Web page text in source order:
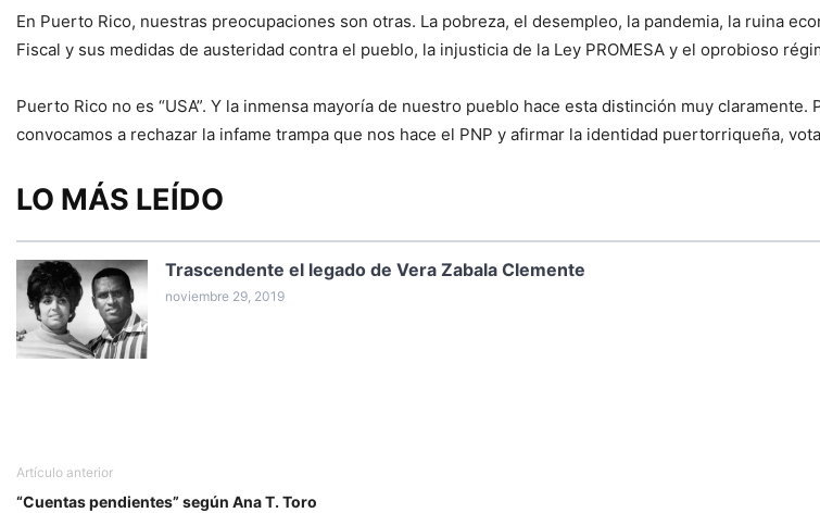
En Puerto Rico, nuestras preocupaciones son otras. La pobreza, el desempleo, la pandemia, la ruina
Fiscal y sus medidas de austeridad contra el pueblo, la injusticia de la Ley PROMESA y el oprobioso
Puerto Rico no es “USA”. Y la inmensa mayoría de nuestro pueblo hace esta distinción muy
convocamos a rechazar la infame trampa que nos hace el PNP y afirmar la identidad puertorriqueña,
LO MÁS LEÍDO
Trascendente el legado de Vera Zabala Clemente
noviembre 29, 2019
Artículo anterior
“Cuentas pendientes” según Ana T. Toro